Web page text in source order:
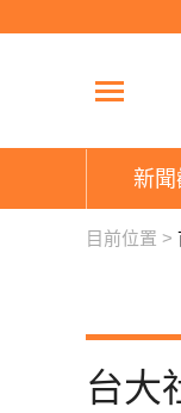
新聞
目前位置 >
台大